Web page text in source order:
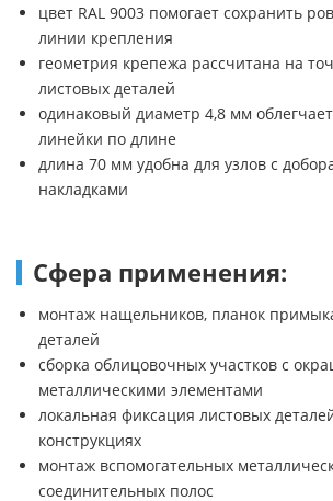
цвет RAL 9003 помогает сохранить
линии крепления
геометрия крепежа рассчитана на
листовых деталей
одинаковый диаметр 4,8 мм
линейки по длине
длина 70 мм удобна для узлов с
накладками
Сфера применения:
монтаж нащельников, планок
деталей
сборка облицовочных участков с
металлическими элементами
локальная фиксация листовых
конструкциях
монтаж вспомогательных
соединительных полос